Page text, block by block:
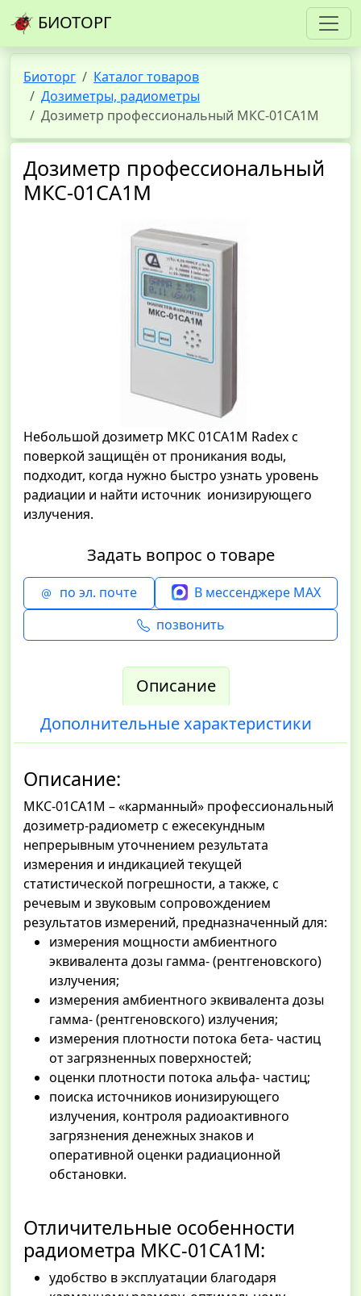
БИОТОРГ
Биоторг
Каталог товаров
Дозиметры, радиометры
Дозиметр профессиональный МКС-01СА1М
Дозиметр профессиональный
МКС-01СА1М
Небольшой дозиметр МКС 01СА1М Radex с
поверкой защищён от проникания воды,
подходит, когда нужно быстро узнать уровень
радиации и найти источник ионизирующего
излучения.
Задать вопрос о товаре
по эл. почте
В мессенджере MAX
позвонить
Описание
Дополнительные характеристики
Описание:
МКС-01СА1М – «карманный» профессиональный
дозиметр-радиометр с ежесекундным
непрерывным уточнением результата
измерения и индикацией текущей
статистической погрешности, а также, с
речевым и звуковым сопровождением
результатов измерений, предназначенный для:
измерения мощности амбиентного
эквивалента дозы гамма- (рентгеновского)
излучения;
измерения амбиентного эквивалента дозы
гамма- (рентгеновского) излучения;
измерения плотности потока бета- частиц
от загрязненных поверхностей;
оценки плотности потока альфа- частиц;
поиска источников ионизирующего
излучения, контроля радиоактивного
загрязнения денежных знаков и
оперативной оценки радиационной
обстановки.
Отличительные особенности
радиометра МКС-01СА1М:
удобство в эксплуатации благодаря